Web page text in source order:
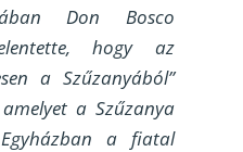
Don Bosco
hogy az
a Szűzanyából”
a Szűzanya
a fiatal